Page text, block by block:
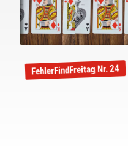
FehlerFindFreitag Nr. 24